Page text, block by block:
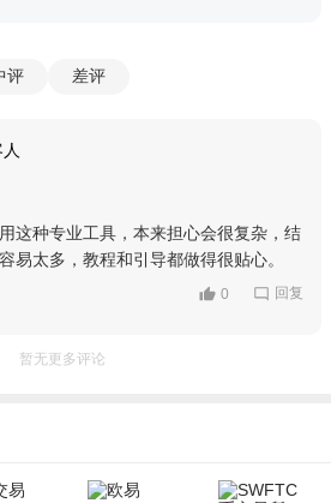
评 差评
这种专业工具，本来担心会很复杂，结
易太多，教程和引导都做得很贴心。
0 回复
暂无更多评论